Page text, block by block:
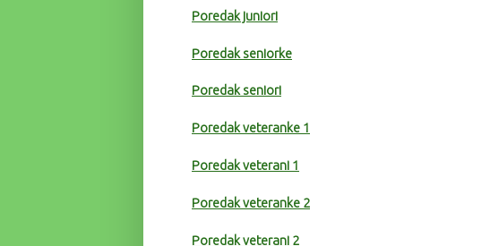
Poredak juniori
Poredak seniorke
Poredak seniori
Poredak veteranke 1
Poredak veterani 1
Poredak veteranke 2
Poredak veterani 2